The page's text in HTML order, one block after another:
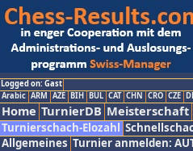
Logged on: Gast
Arabic ARM AZE BIH BUL CAT CHN CRO CZE
Home TurnierDB Meisterschaft
Turnierschach-Elozahl
Allgemeines Turnier anmelden: